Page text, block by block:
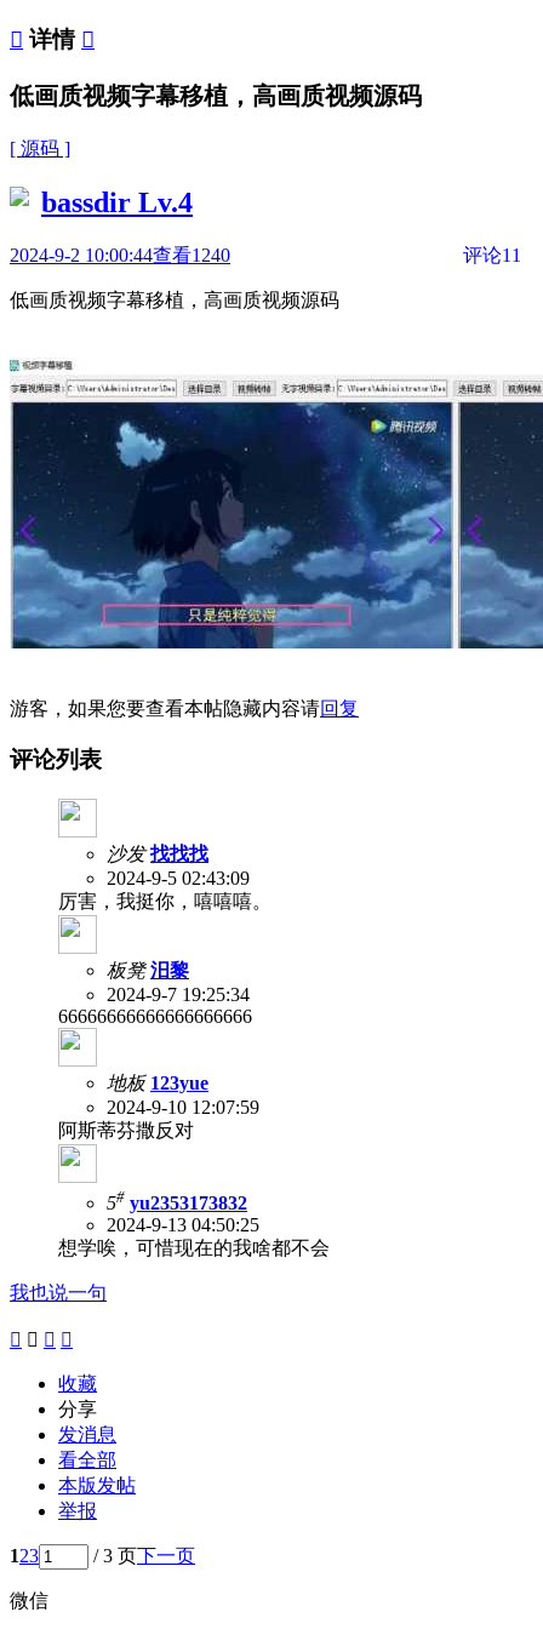
 详情 
低画质视频字幕移植，高画质视频源码
[ 源码 ]
bassdir Lv.4
2024-9-2 10:00:44查看1240 评论11
低画质视频字幕移植，高画质视频源码
游客，如果您要查看本帖隐藏内容请回复
评论列表
沙发 找找找
2024-9-5 02:43:09
厉害，我挺你，嘻嘻嘻。
板凳 汨黎
2024-9-7 19:25:34
66666666666666666666
地板 123yue
2024-9-10 12:07:59
阿斯蒂芬撒反对
5# yu2353173832
2024-9-13 04:50:25
想学唉，可惜现在的我啥都不会
我也说一句
   
收藏
分享
发消息
看全部
本版发帖
举报
123 / 3 页下一页
微信